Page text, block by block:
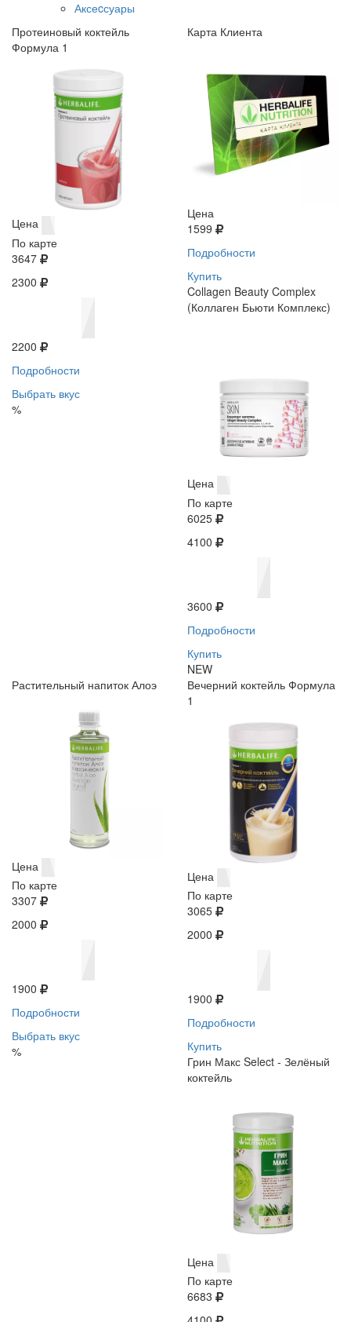
Аксеcсуары
Протеиновый коктейль
Формула 1
Цена
По карте
3647
2300
2200
Подробности
Выбрать вкус
%
Карта Клиента
Цена
1599
Подробности
Купить
Collagen Beauty Complex
(Коллаген Бьюти Комплекс)
Цена
По карте
6025
4100
3600
Подробности
Купить
NEW
Растительный напиток Алоэ
Цена
По карте
3307
2000
1900
Подробности
Выбрать вкус
%
Вечерний коктейль Формула
1
Цена
По карте
3065
2000
1900
Подробности
Купить
Грин Макс Select - Зелёный
коктейль
Цена
По карте
6683